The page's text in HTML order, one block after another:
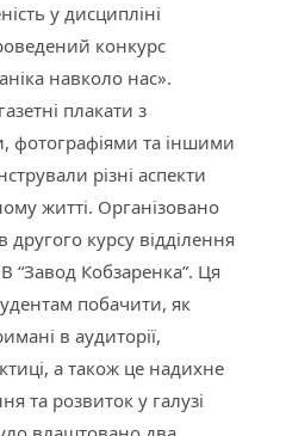
у дисципліні
конкурс
навколо нас».
плакати з
фотографіями та іншими
різні аспекти
житті. Організовано
другого курсу відділення
“Завод Кобзаренка”. Ця
побачити, як
в аудиторії,
а також це надихне
та розвиток у галузі